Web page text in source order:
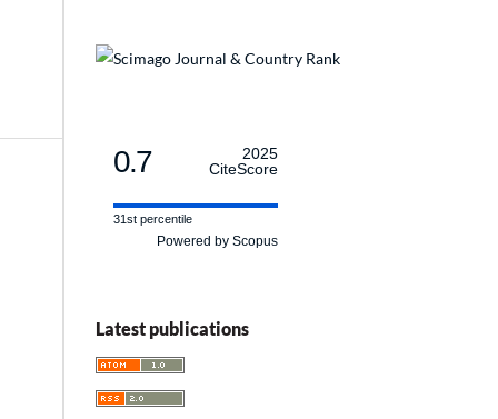
0.7
2025
CiteScore
31st percentile
Powered by Scopus
Latest publications